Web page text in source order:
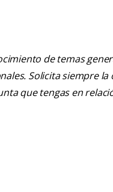
de temas
Solicita siempre
que tengas en